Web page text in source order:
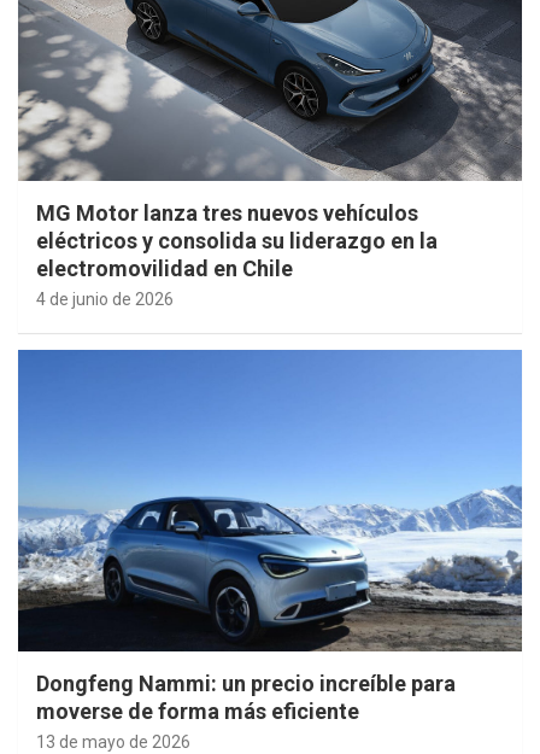
MG Motor lanza tres nuevos vehículos
eléctricos y consolida su liderazgo en la
electromovilidad en Chile
4 de junio de 2026
Dongfeng Nammi: un precio increíble para
moverse de forma más eficiente
13 de mayo de 2026